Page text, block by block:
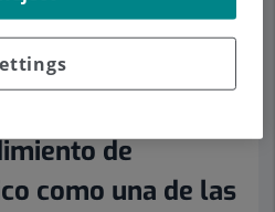
enfermedad
intersticial difusa
de
como una de las